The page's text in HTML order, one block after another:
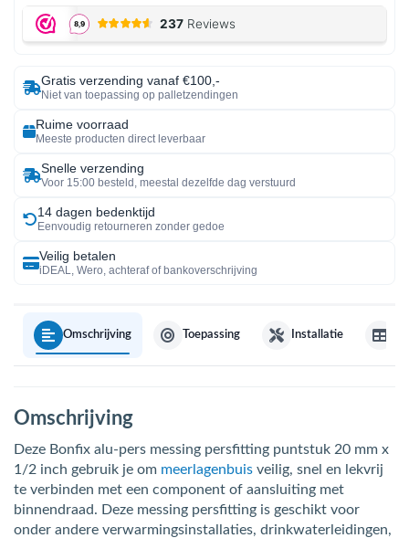
Gratis verzending vanaf €100,-
Niet van toepassing op palletzendingen
Ruime voorraad
Meeste producten direct leverbaar
Snelle verzending
Voor 15:00 besteld, meestal dezelfde dag verstuurd
14 dagen bedenktijd
Eenvoudig retourneren zonder gedoe
Veilig betalen
iDEAL, Wero, achteraf of bankoverschrijving
Omschrijving Toepassing Installatie
Omschrijving
Deze Bonfix alu-pers messing persfitting puntstuk 20 mm x
1/2 inch gebruik je om meerlagenbuis veilig, snel en lekvrij
te verbinden met een component of aansluiting met
binnendraad. Deze messing persfitting is geschikt voor
onder andere verwarmingsinstallaties, drinkwaterleidingen,